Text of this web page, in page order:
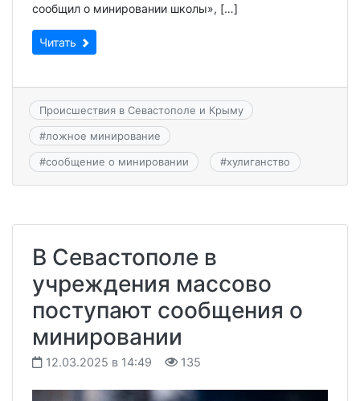
сообщил о минировании школы», […]
Читать
Происшествия в Севастополе и Крыму
#ложное минирование
#сообщение о минировании #хулиганство
В Севастополе в
учреждения массово
поступают сообщения о
минировании
12.03.2025 в 14:49 135